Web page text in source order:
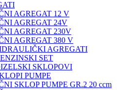
AGREGAT 12 V
AGREGAT 24V
AGREGAT 230V
AGREGAT 380 V
AGREGATI
SET
SKLOPOVI
PUMPE
SKLOP PUMPE GR.2 20 ccm